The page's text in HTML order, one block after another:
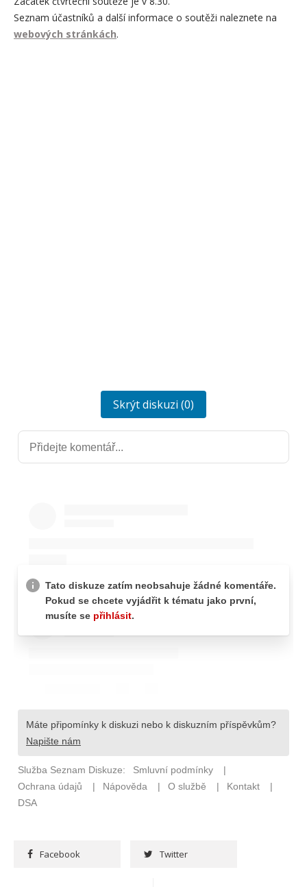
Seznam účastníků a další informace o soutěži naleznete na
webových stránkách.
Skrýt diskuzi (0)
Facebook Twitter